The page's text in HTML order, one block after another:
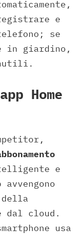
e
se
in giardino,
Home
e
della
dal cloud.
usa